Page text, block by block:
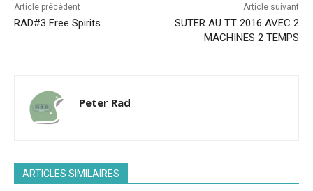
Article précédent
RAD#3 Free Spirits
Article suivant
SUTER AU TT 2016 AVEC 2
MACHINES 2 TEMPS
Peter Rad
ARTICLES SIMILAIRES